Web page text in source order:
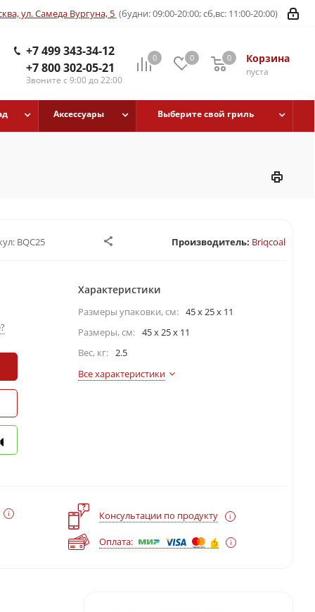
ул. Самеда Вургуна, 5 (будни: 09:00-20:00; сб,вс: 11:00-20:00)
+7 499 343-34-12
+7 800 302-05-21
Звоните с 9:00 до 22:00
0 0 Корзина
пуста
0
Аксессуары Выберите свой гриль
BQC25 Производитель: Briqcoal
Характеристики
Размеры упаковки, cм: 45 x 25 x 11
Размеры, см: 45 x 25 x 11
Вес, кг: 2.5
Все характеристики
?
Консультации по продукту
Оплата: